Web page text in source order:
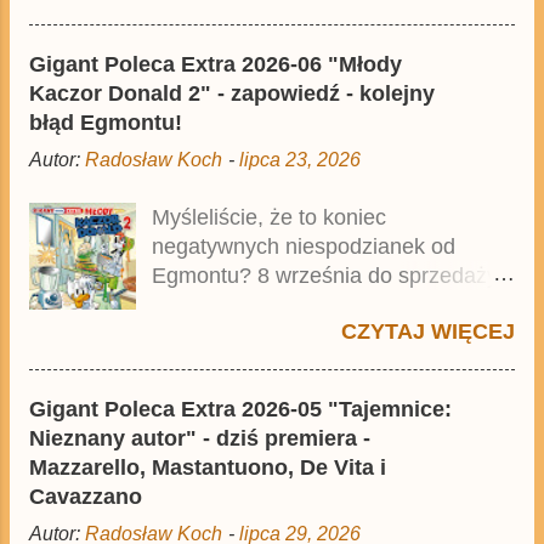
Zgryzikiem McKwaczem, parę
animowanej adaptacji w klasycznych
KO, czy ten-pager do którego
nawiązywano w House of Cards . Co
w...
wynosi 49,99 zł i zamówicie go także
z rabatem na Egmont.pl . Za
przekład odpowiadał Jacek
Drewnowski. Publikacja jest
niemieckiego Lustiges Taschenbuch
Phantomias Collection , który trafił do
sprzedaży pod koniec 2025 roku.
Gigant Poleca Extra 2026-06 "Młody
Kaczor Donald 2" - zapowiedź - kolejny
błąd Egmontu!
Autor: Radosław Koch - lipca 23, 2026
Myśleliście, że to koniec
negatywnych niespodzianek od
Egmontu? 8 września do sprzedaży
Kaczor Donald 2 . Jednak wbrew
wydania o przygodach młodego
Kaczora Donalda i jego przyjaciół,
lecz prawdopodobnie znajdą się tam
będzie liczyła ok. 360 stron i
CZYTAJ WIĘCEJ
Gigant Poleca Extra 2026-05 "Tajemnice:
Nieznany autor" - dziś premiera -
Mazzarello, Mastantuono, De Vita i
Cavazzano
Autor: Radosław Koch - lipca 29, 2026